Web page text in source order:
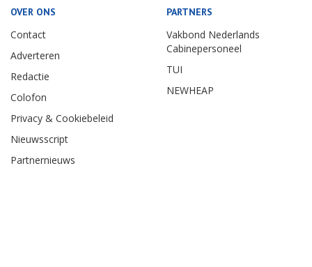
OVER ONS
Contact
Adverteren
Redactie
Colofon
Privacy & Cookiebeleid
Nieuwsscript
Partnernieuws
PARTNERS
Vakbond Nederlands
Cabinepersoneel
TUI
NEWHEAP